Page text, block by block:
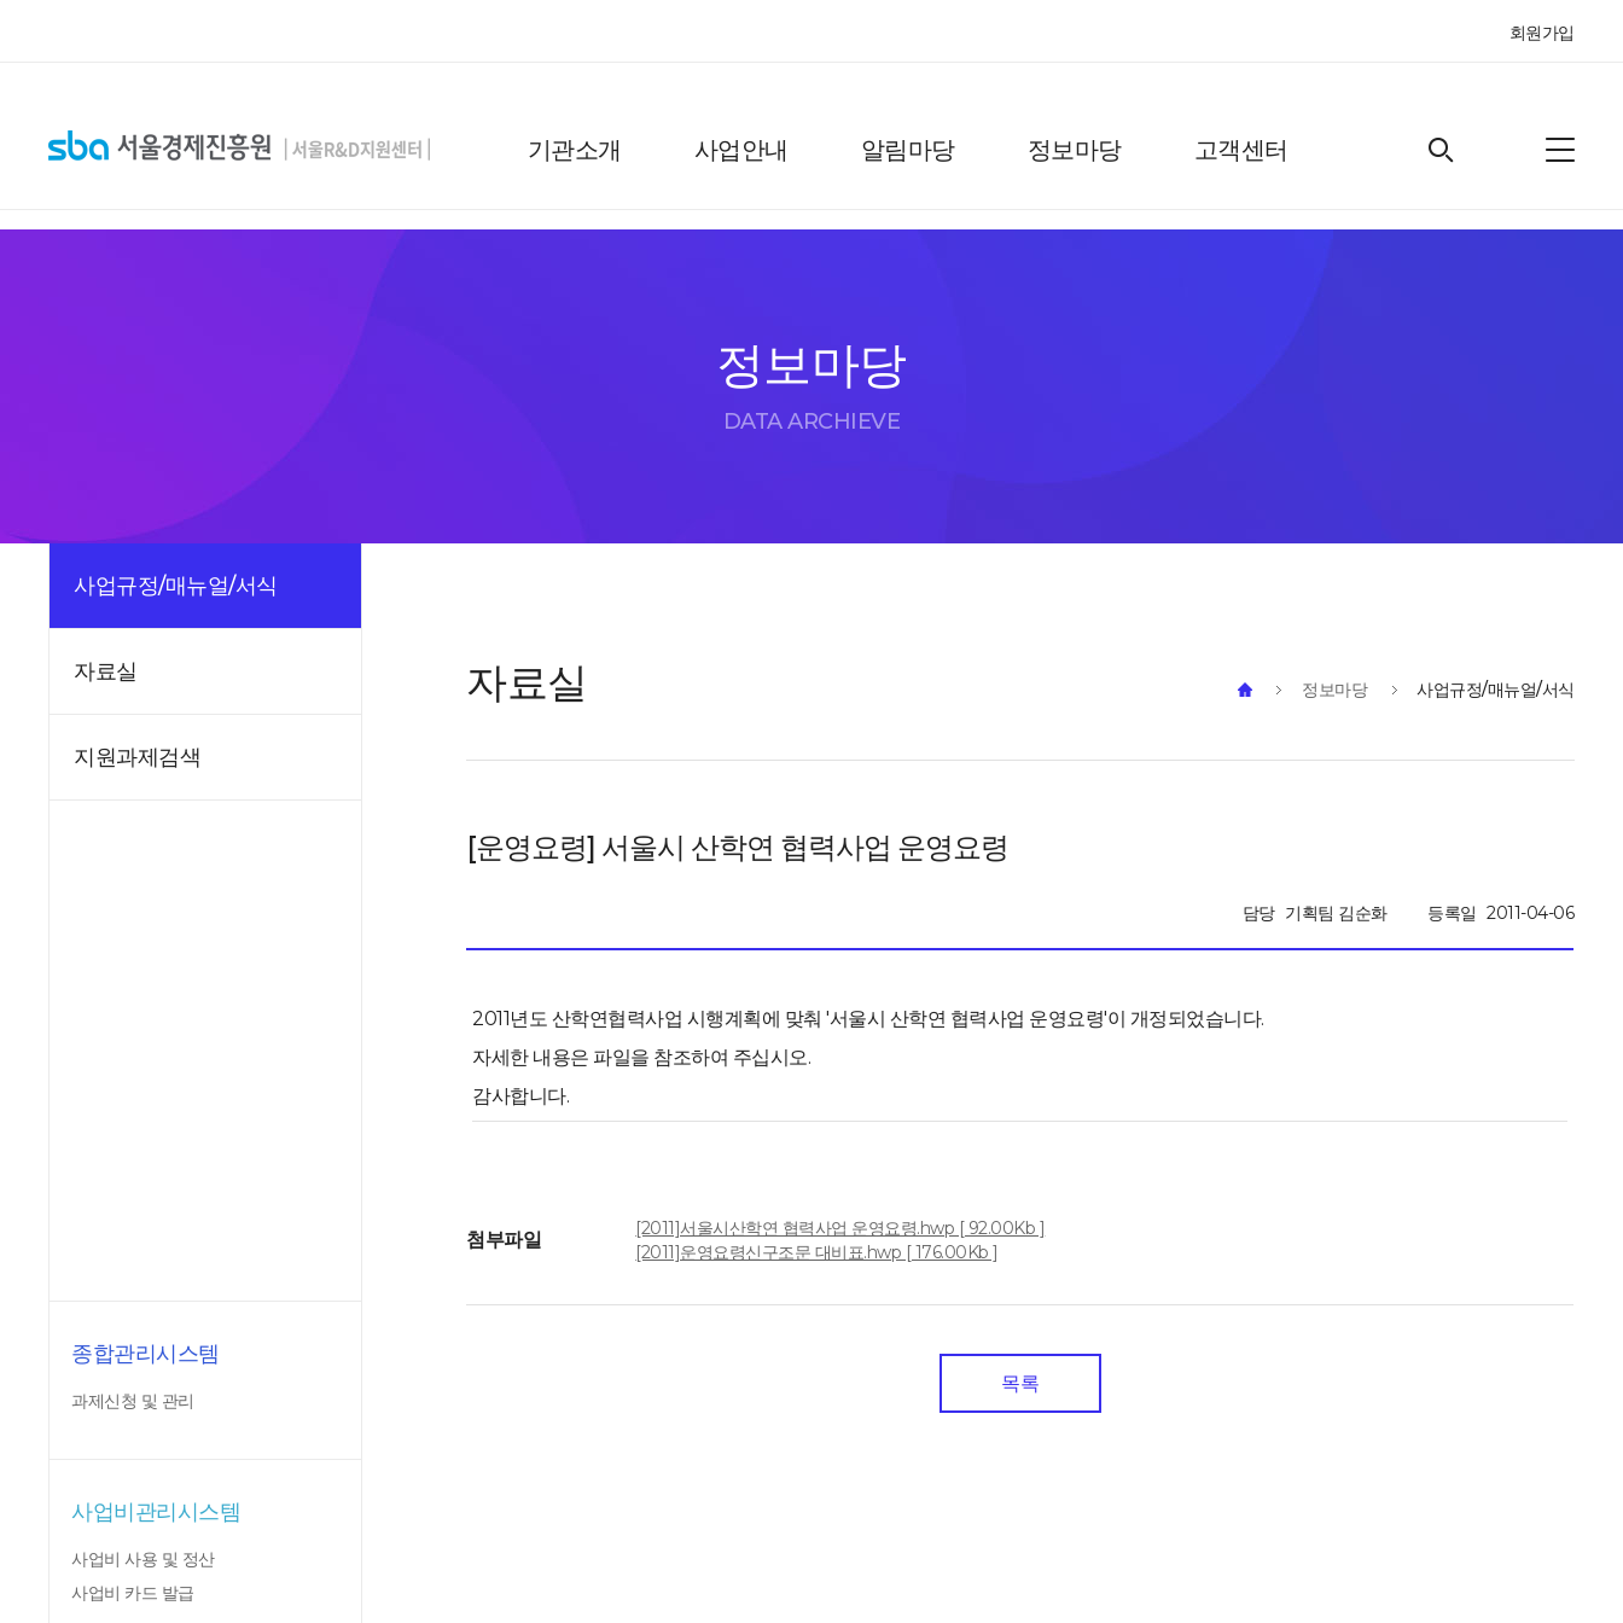
회원가입
기관소개 사업안내 알림마당 정보마당 고객센터
정보마당
DATA ARCHIEVE
사업규정/매뉴얼/서식
자료실
지원과제검색
종합관리시스템
과제신청 및 관리
사업비관리시스템
사업비 사용 및 정산
사업비 카드 발급
자료실 정보마당 사업규정/매뉴얼/서식
[운영요령] 서울시 산학연 협력사업 운영요령
담당 기획팀 김순화 등록일 2011-04-06
2011년도 산학연협력사업 시행계획에 맞춰 '서울시 산학연 협력사업 운영요령'이 개정되었습니다.
자세한 내용은 파일을 참조하여 주십시오.
감사합니다.
첨부파일
[2011]서울시산학연 협력사업 운영요령.hwp [ 92.00Kb ]
[2011]운영요령신구조문 대비표.hwp [ 176.00Kb ]
목록